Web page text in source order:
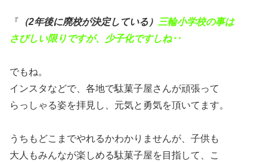
『 （2年後に廃校が決定している）
三輪小学校の事は
さびしい限りですが、少子化ですしね‥
でもね。
インスタなどで、各地で駄菓子屋さんが頑張って
らっしゃる姿を拝見し、元気と勇気を頂いてます。
うちもどこまでやれるかわかりませんが、子供も
大人もみんなが楽しめる駄菓子屋を目指して、こ